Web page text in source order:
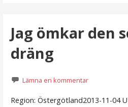
Jag ömkar den
dräng
Lämna en kommentar
Region: Östergötland2013-11-04